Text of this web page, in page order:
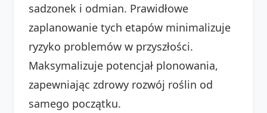
sadzonek i odmian. Prawidłowe
zaplanowanie tych etapów minimalizuje
ryzyko problemów w przyszłości.
Maksymalizuje potencjał plonowania,
zapewniając zdrowy rozwój roślin od
samego początku.